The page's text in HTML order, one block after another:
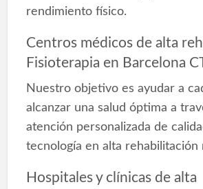
rendimiento físico.
Centros médicos de alta
Fisioterapia en Barcelona
Nuestro objetivo es ayudar a
alcanzar una salud óptima a
atención personalizada de
tecnología en alta rehabilitación
Hospitales y clínicas de alta